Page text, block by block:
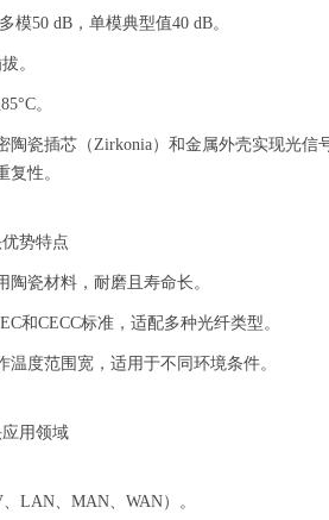
模50 dB，单模典型值40 dB。
。
。
陶瓷插芯（Zirkonia）和金属外壳实现光
复性。
势特点
陶瓷材料，耐磨且寿命长。
和CECC标准，适配多种光纤类型。
温度范围宽，适用于不同环境条件。
应用领域
LAN、MAN、WAN）。